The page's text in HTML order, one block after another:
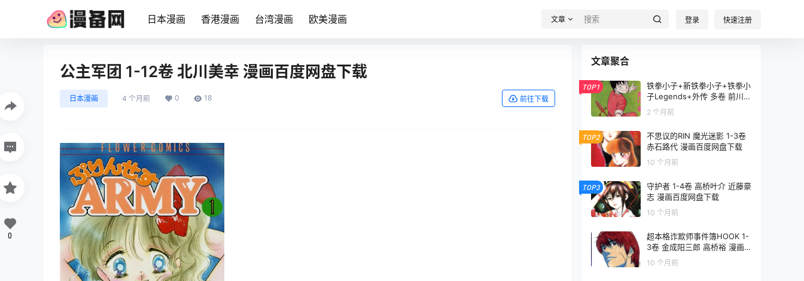
日本漫画 香港漫画 台湾漫画 欧美漫画 文章 登录 快速注册
公主军团 1-12卷 北川美幸 漫画百度网盘下载
日本漫画 4 个月前 0 18 前往下载
0
文章聚合
TOP1
铁拳小子+新铁拳小子+铁拳小
子Legends+外传 多卷 前川刚
漫画百度网盘下载
2 个月前
TOP2
不思议的RIN 魔光迷影 1-3卷
赤石路代 漫画百度网盘下载
10 个月前
TOP3
守护者 1-4卷 高桥叶介 近藤豪
志 漫画百度网盘下载
10 个月前
超本格诈欺师事件簿HOOK 1-
3卷 金成阳三郎 高桥裕 漫画
百度网盘下载
10 个月前